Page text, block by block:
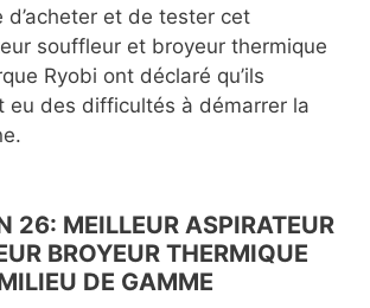
d’acheter et de tester cet
souffleur et broyeur thermique
Ryobi ont déclaré qu’ils
eu des difficultés à démarrer la
26: MEILLEUR ASPIRATEUR
BROYEUR THERMIQUE
DE GAMME